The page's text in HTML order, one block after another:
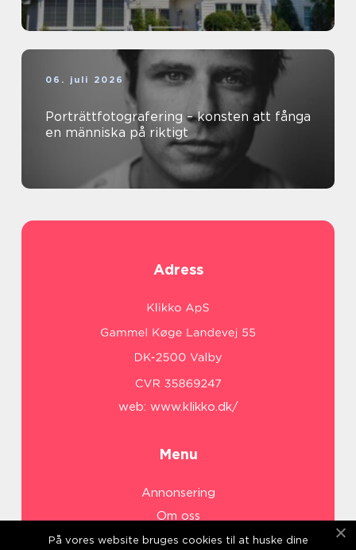
06. juli 2026
Porträttfotografering – konsten att fånga
en människa på riktigt
Adress
web: www.klikko.dk/
Menu
Annonsering
Om oss
Cookies
På vores website bruges cookies til at huske dine